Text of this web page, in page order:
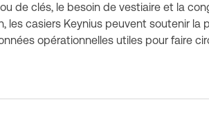
de clés, le besoin de vestiaire et la
les casiers Keynius peuvent soutenir la
opérationnelles utiles pour faire